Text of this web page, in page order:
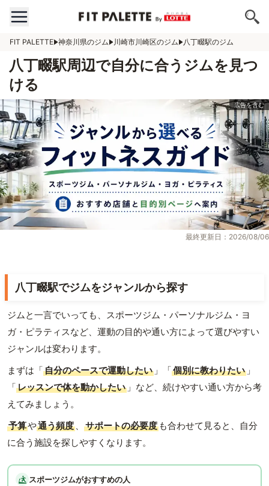
FIT PALETTE 神奈川県のジム 川崎市川崎区のジム 八丁畷駅のジム
八丁畷駅周辺で自分に合うジムを見つ
ける
最終更新日：2026/08/06
八丁畷駅でジムをジャンルから探す
ジムと一言でいっても、スポーツジム・パーソナルジム・ヨ
ガ・ピラティスなど、運動の目的や通い方によって選びやすい
ジャンルは変わります。
まずは「自分のペースで運動したい 」「個別に教わりたい 」
「レッスンで体を動かしたい 」など、続けやすい通い方から考
えてみましょう。
予算や通う頻度 、 サポートの必要度 も合わせて見ると、自分
に合う施設を探しやすくなります。
スポーツジムがおすすめの人